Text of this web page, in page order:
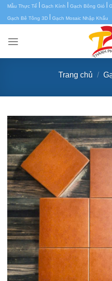
Chuyển
đến
dung
Mẫu Thực Tế Gạch Kính Gạch Bông Gió
Gạch Bê Tông 3D Gạch Mosaic Nhập Khẩu
Trang chủ /